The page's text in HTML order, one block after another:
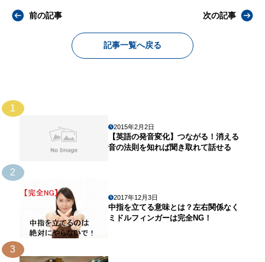
前の記事
記事一覧へ戻る
次の記事
1
2015年2月2日
【英語の発音変化】つながる！消える
音の法則を知れば聞き取れて話せる
2
2017年12月3日
中指を立てる意味とは？左右関係なく
ミドルフィンガーは完全NG！
3